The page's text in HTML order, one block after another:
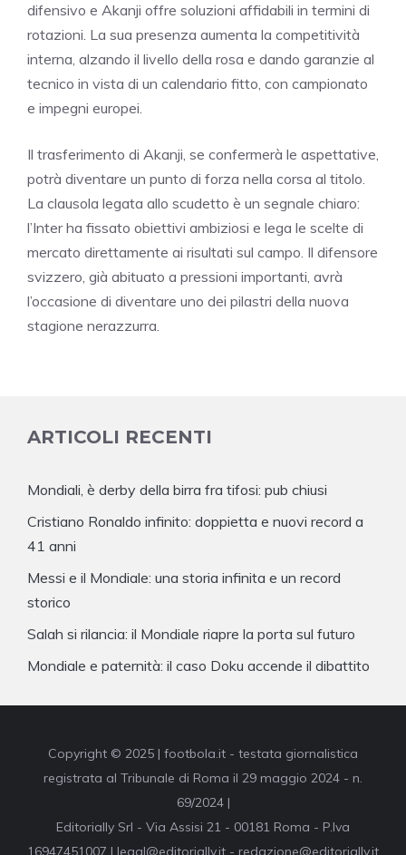
difensivo e Akanji offre soluzioni affidabili in termini di
rotazioni. La sua presenza aumenta la competitività
interna, alzando il livello della rosa e dando garanzie al
tecnico in vista di un calendario fitto, con campionato
e impegni europei.
Il trasferimento di Akanji, se confermerà le aspettative,
potrà diventare un punto di forza nella corsa al titolo.
La clausola legata allo scudetto è un segnale chiaro:
l’Inter ha fissato obiettivi ambiziosi e lega le scelte di
mercato direttamente ai risultati sul campo. Il difensore
svizzero, già abituato a pressioni importanti, avrà
l’occasione di diventare uno dei pilastri della nuova
stagione nerazzurra.
ARTICOLI RECENTI
Mondiali, è derby della birra fra tifosi: pub chiusi
Cristiano Ronaldo infinito: doppietta e nuovi record a
41 anni
Messi e il Mondiale: una storia infinita e un record
storico
Salah si rilancia: il Mondiale riapre la porta sul futuro
Mondiale e paternità: il caso Doku accende il dibattito
Copyright © 2025 | footbola.it - testata giornalistica
registrata al Tribunale di Roma il 29 maggio 2024 - n.
69/2024 |
Editorially Srl - Via Assisi 21 - 00181 Roma - P.Iva
16947451007 | legal@editorially.it - redazione@editorially.it